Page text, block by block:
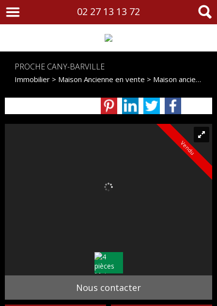
02 27 13 13 72
PROCHE CANY-BARVILLE
Immobilier > Maison Ancienne en vente > Maison ancienne VM425
Vendu
Nous contacter